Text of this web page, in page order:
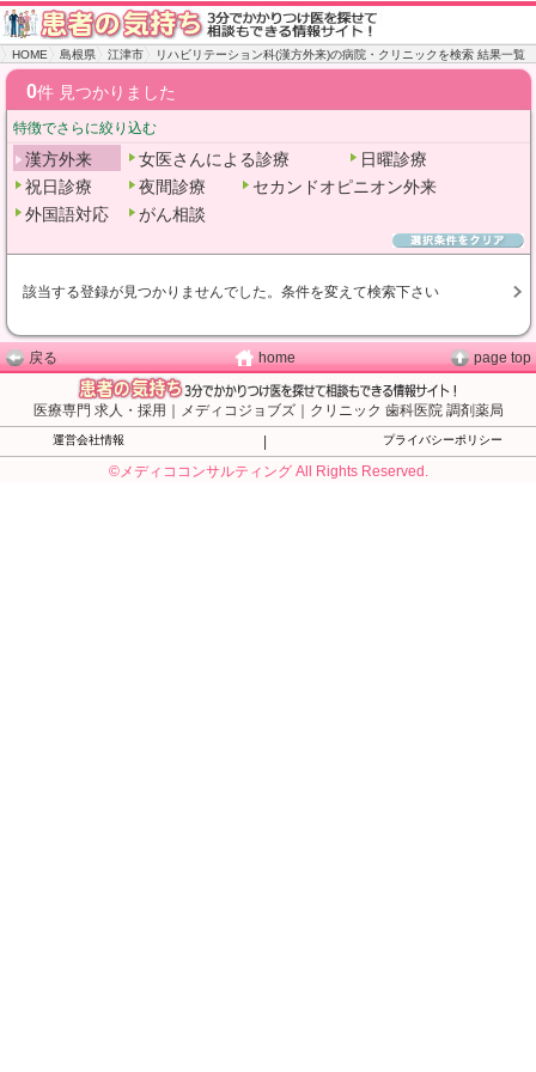
HOME 島根県 江津市 リハビリテーション科(漢方外来)の病院・クリニックを検索 結果一覧
0件 見つかりました
特徴でさらに絞り込む
漢方外来 女医さんによる診療
日曜診療
祝日診療
夜間診療
セカンドオピニオン外来
外国語対応
がん相談
該当する登録が見つかりませんでした。条件を変えて検索下さい
戻る home page top
医療専門 求人・採用｜メディコジョブズ｜クリニック 歯科医院 調剤薬局
運営会社情報 プライバシーポリシー
©メディココンサルティング All Rights Reserved.